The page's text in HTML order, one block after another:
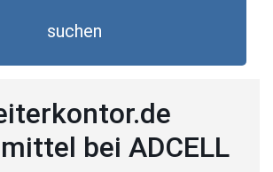
suchen
bei ADCELL